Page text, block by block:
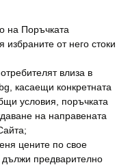
на Поръчката
от него стоки
влиза в
касаещи конкретната
условия, поръчката
на направената
цените по свое
предварително